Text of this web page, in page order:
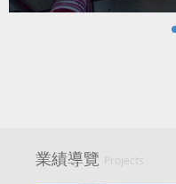
業績導覽 Projects